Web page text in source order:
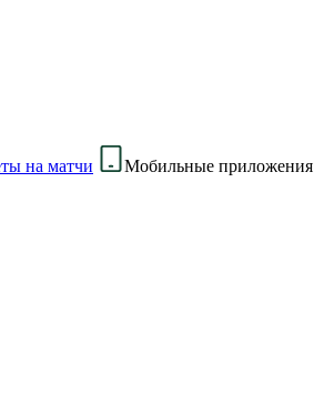
на матчи Мобильные приложения